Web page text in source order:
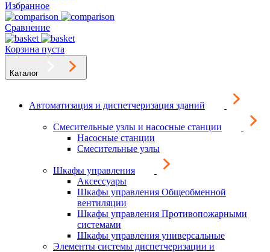
Избранное
Сравнение
Корзина пуста
Каталог
Автоматизация и диспетчеризация зданий
Смесительные узлы и насосные станции
Насосные станции
Смесительные узлы
Шкафы управления
Аксессуары
Шкафы управления Общеобменной
вентиляции
Шкафы управления Противопожарными
системами
Шкафы управления универсальные
Элементы системы диспетчеризации и